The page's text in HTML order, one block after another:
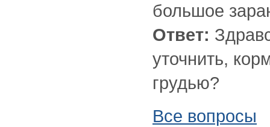
большое
Ответ:
уточнить,
грудью?
Все вопросы